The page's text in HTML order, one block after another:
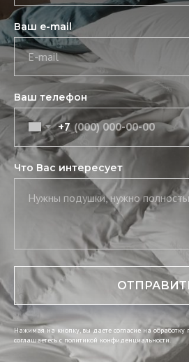
Ваш e-mail
E-mail
Ваш телефон
+7
Что Вас интересует
Нажимая на кнопку, вы даете согласие на
соглашаетесь c политикой конфиденциальности.